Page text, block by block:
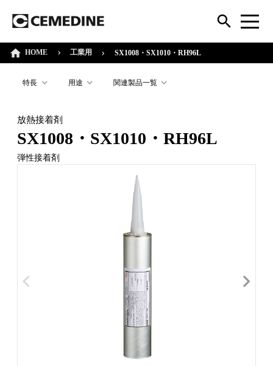
HOME 工業用 SX1008・SX1010・RH96L
特長 用途 関連製品一覧
放熱接着剤
SX1008・SX1010・RH96L
弾性接着剤